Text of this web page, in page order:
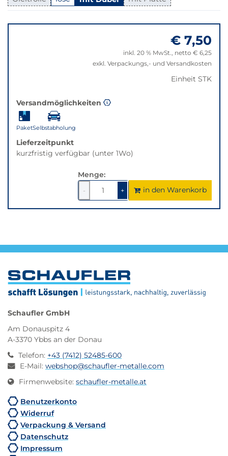
wechselt
der
gewünschten
Variante.
zu
€ 7,50
inkl. 20 % MwSt., netto € 6,25
exkl. Verpackungs,- und Versandkosten
Einheit STK
Versandmöglichkeiten
PaketSelbstabholung
Lieferzeitpunkt
kurzfristig verfügbar (unter 1Wo)
Menge:
-
1
verringern
+1um
1
erhöhen
in den Warenkorb
Schaufler GmbH
Am Donauspitz 4
A-3370 Ybbs an der Donau
Telefon: +43 (7412) 52485-600
E-Mail: webshop@schaufler-metalle.com
Firmenwebsite: schaufler-metalle.at
Benutzerkonto
Widerruf
Verpackung & Versand
Datenschutz
Impressum